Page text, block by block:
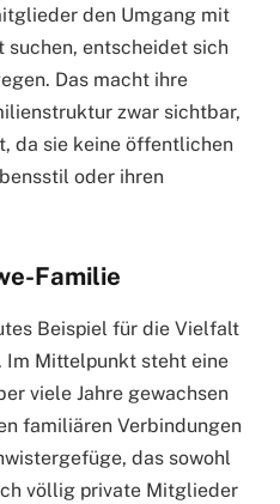
den Umgang mit
entscheidet sich
Das macht ihre
zwar sichtbar,
da sie keine öffentlichen
oder ihren
Familie
Beispiel für die Vielfalt
Im Mittelpunkt steht eine
viele Jahre gewachsen
familiären Verbindungen
das sowohl
völlig private Mitglieder